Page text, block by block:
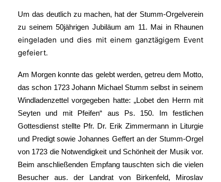
Um das deutlich zu machen, hat der Stumm-Orgelverein
zu seinem 50jährigen Jubiläum am 11. Mai in Rhaunen
eingeladen und dies mit einem ganztägigem Event
gefeiert.
Am Morgen konnte das gelebt werden, getreu dem Motto,
das schon 1723 Johann Michael Stumm selbst in seinem
Windladenzettel vorgegeben hatte: „Lobet den Herrn mit
Seyten und mit Pfeifen“ aus Ps. 150. Im festlichen
Gottesdienst stellte Pfr. Dr. Erik Zimmermann in Liturgie
und Predigt sowie Johannes Geffert an der Stumm-Orgel
von 1723 die Notwendigkeit und Schönheit der Musik vor.
Beim anschließenden Empfang tauschten sich die vielen
Besucher aus. der Landrat von Birkenfeld, Miroslav